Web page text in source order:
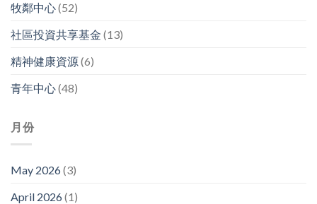
牧鄰中心(52)
社區投資共享基金 (13)
精神健康資源(6)
青年中心(48)
月份
May 2026(3)
April 2026(1)